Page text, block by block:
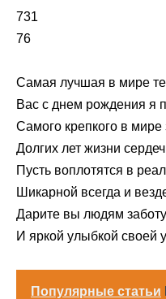
731
76
Самая лучшая в мире
Вас с днем рождения я
Самого крепкого в мире
Долгих лет жизни
Пусть воплотятся в
Шикарной всегда и
Дарите вы людям заботу
И яркой улыбкой своей
Популярные статьи